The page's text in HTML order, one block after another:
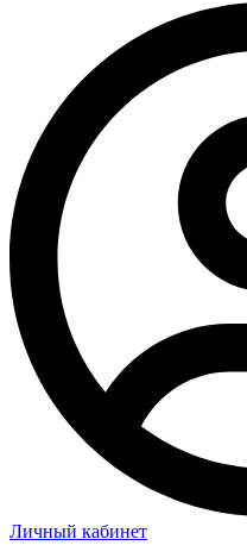
Личный кабинет